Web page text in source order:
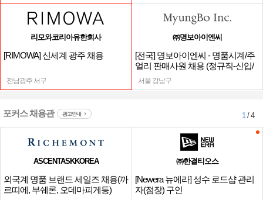
리모와코리아유한회사
[RIMOWA] 신세계 광주 채용
전남광주 서구
㈜명보아이엔씨
[전국] 명보아이엔씨 - 명품시계/주
얼리 판매사원 채용 (정규직-신입/
경력)
서울 강남구
포커스 채용관 광고안내 1/ 4
ASCENTASKKOREA
외국계 명품 브랜드 세일즈 채용(까
르띠에, 부쉐론, 오데마피게등)
㈜한결티오스
[Newera 뉴에라] 성수 로드샵 관리
자(점장) 구인